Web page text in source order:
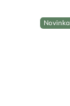
Novinka